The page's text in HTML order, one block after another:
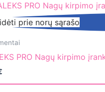
prie norų sąrašo
PRO Nagų kirpimo